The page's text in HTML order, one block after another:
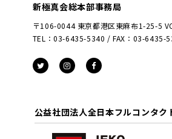
新極真会総本部事務局
〒106-0044 東京都港区東麻布1-25-5
TEL：03-6435-5340 / FAX：03-6435-
公益社団法人全日本フルコンタク